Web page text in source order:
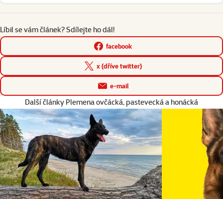
Líbil se vám článek? Sdílejte ho dál!
facebook
x (dříve twitter)
e-mail
Další články Plemena ovčácká, pastevecká a honácká